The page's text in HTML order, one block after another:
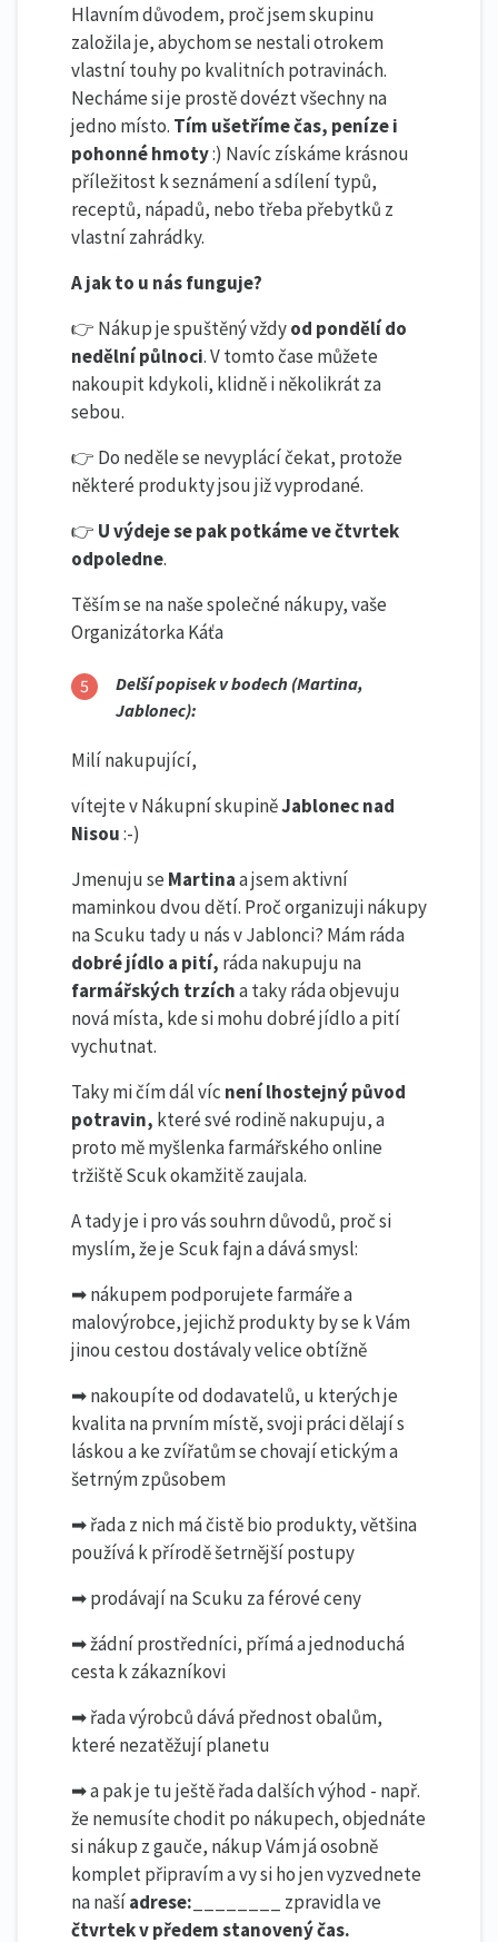
Hlavním důvodem, proč jsem skupinu
založila je, abychom se nestali otrokem
vlastní touhy po kvalitních potravinách.
Necháme si je prostě dovézt všechny na
jedno místo. Tím ušetříme čas, peníze i
pohonné hmoty:) Navíc získáme krásnou
příležitost k seznámení a sdílení typů,
receptů, nápadů, nebo třeba přebytků z
vlastní zahrádky.
A jak to u nás funguje?
👉 Nákup je spuštěný vždyod pondělí do
nedělní půlnoci. V tomto čase můžete
nakoupit kdykoli, klidně i několikrát za
sebou.
👉 Do neděle se nevyplácí čekat, protože
některé produkty jsou již vyprodané.
👉 U výdeje se pak potkáme ve čtvrtek
odpoledne.
Těším se na naše společné nákupy, vaše
Organizátorka Káťa
Delší popisek v bodech (Martina,
Jablonec):
Milí nakupující,
vítejte v Nákupní skupiněJablonec nad
Nisou:-)
Jmenuju se Martinaa jsem aktivní
maminkou dvou dětí. Proč organizuji nákupy
na Scuku tady u nás v Jablonci? Mám ráda
dobré jídlo a pití, ráda nakupuju na
farmářských trzícha taky ráda objevuju
nová místa, kde si mohu dobré jídlo a pití
vychutnat.
Taky mi čím dál víc není lhostejný původ
potravin, které své rodině nakupuju, a
proto mě myšlenka farmářského online
tržiště Scuk okamžitě zaujala.
A tady je i pro vás souhrn důvodů, proč si
myslím, že je Scuk fajn a dává smysl:
➡ nákupem podporujete farmáře a
malovýrobce, jejichž produkty by se k Vám
jinou cestou dostávaly velice obtížně
➡ nakoupíte od dodavatelů, u kterých je
kvalita na prvním místě, svoji práci dělají s
láskou a ke zvířatům se chovají etickým a
šetrným způsobem
➡ řada z nich má čistě bio produkty, většina
používá k přírodě šetrnější postupy
➡ prodávají na Scuku za férové ceny
➡ žádní prostředníci, přímá a jednoduchá
cesta k zákazníkovi
➡ řada výrobců dává přednost obalům,
které nezatěžují planetu
➡ a pak je tu ještě řada dalších výhod - např.
že nemusíte chodit po nákupech, objednáte
si nákup z gauče, nákup Vám já osobně
komplet připravím a vy si ho jen vyzvednete
na našíadrese:________
zpravidla ve
čtvrtekv předem stanovený čas.